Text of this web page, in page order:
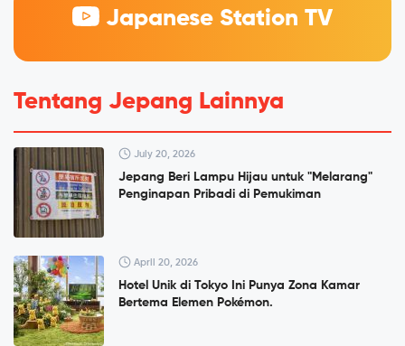
Japanese Station TV
Tentang Jepang Lainnya
July 20, 2026
Jepang Beri Lampu Hijau untuk "Melarang"
Penginapan Pribadi di Pemukiman
April 20, 2026
Hotel Unik di Tokyo Ini Punya Zona Kamar
Bertema Elemen Pokémon.